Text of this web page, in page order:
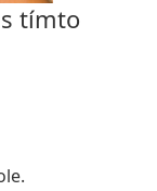
tímto